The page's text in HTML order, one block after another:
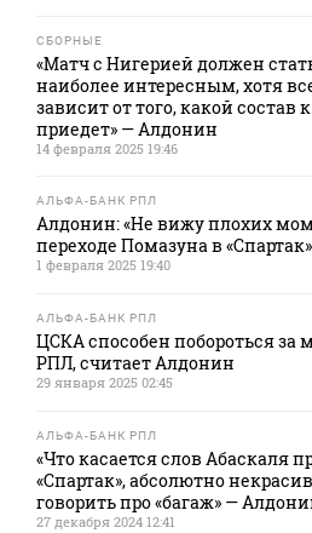
СБОРНЫЕ
«Матч с Нигерией должен
наиболее интересным, хотя
зависит от того, какой состав
приедет» — Алдонин
14 февраля 2025 19:46
АЛЬФА-БАНК РПЛ
Алдонин: «Не вижу плохих
переходе Помазуна в «Спартак»
1 февраля 2025 19:40
АЛЬФА-БАНК РПЛ
ЦСКА способен побороться за
РПЛ, считает Алдонин
29 января 2025 02:45
АЛЬФА-БАНК РПЛ
«Что касается слов Абаскаля
«Спартак», абсолютно
говорить про «багаж» —
27 декабря 2024 12:41